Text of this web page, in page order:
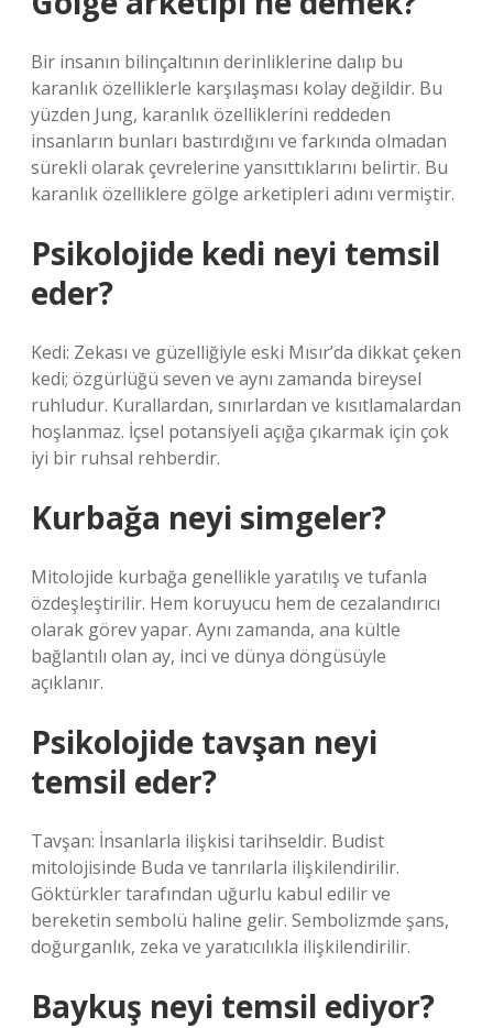
Bir insanın bilinçaltının derinliklerine dalıp bu
karanlık özelliklerle karşılaşması kolay değildir. Bu
yüzden Jung, karanlık özelliklerini reddeden
insanların bunları bastırdığını ve farkında olmadan
sürekli olarak çevrelerine yansıttıklarını belirtir. Bu
karanlık özelliklere gölge arketipleri adını vermiştir.
Psikolojide kedi neyi temsil
eder?
Kedi: Zekası ve güzelliğiyle eski Mısır’da dikkat çeken
kedi; özgürlüğü seven ve aynı zamanda bireysel
ruhludur. Kurallardan, sınırlardan ve kısıtlamalardan
hoşlanmaz. İçsel potansiyeli açığa çıkarmak için çok
iyi bir ruhsal rehberdir.
Kurbağa neyi simgeler?
Mitolojide kurbağa genellikle yaratılış ve tufanla
özdeşleştirilir. Hem koruyucu hem de cezalandırıcı
olarak görev yapar. Aynı zamanda, ana kültle
bağlantılı olan ay, inci ve dünya döngüsüyle
açıklanır.
Psikolojide tavşan neyi
temsil eder?
Tavşan: İnsanlarla ilişkisi tarihseldir. Budist
mitolojisinde Buda ve tanrılarla ilişkilendirilir.
Göktürkler tarafından uğurlu kabul edilir ve
bereketin sembolü haline gelir. Sembolizmde şans,
doğurganlık, zeka ve yaratıcılıkla ilişkilendirilir.
Baykuş neyi temsil ediyor?